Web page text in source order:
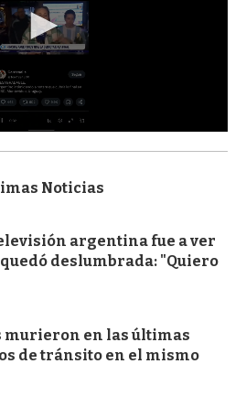
Noticias
argentina fue a ver
deslumbrada: "Quiero
murieron en las últimas
de tránsito en el mismo